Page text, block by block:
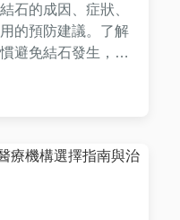
石的成因、症狀、
的預防建議。了解
避免結石發生，保
全面掌握相關知